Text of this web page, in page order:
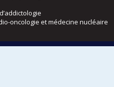
oncologie et médecine nucléaire